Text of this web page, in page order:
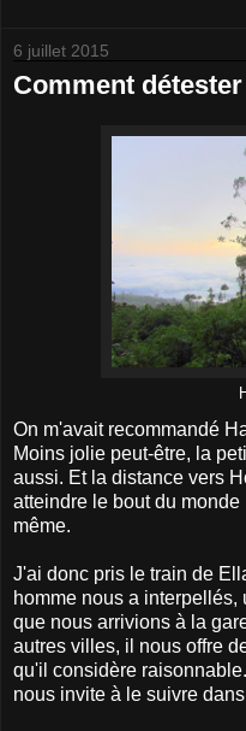
6 juillet 2015
Comment
On m'avait recommandé
Moins jolie peut-être, la
aussi. Et la distance vers
atteindre le bout du
même.
J'ai donc pris le train de
homme nous a
que nous arrivions à la
autres villes, il nous offre
qu'il considère
nous invite à le suivre